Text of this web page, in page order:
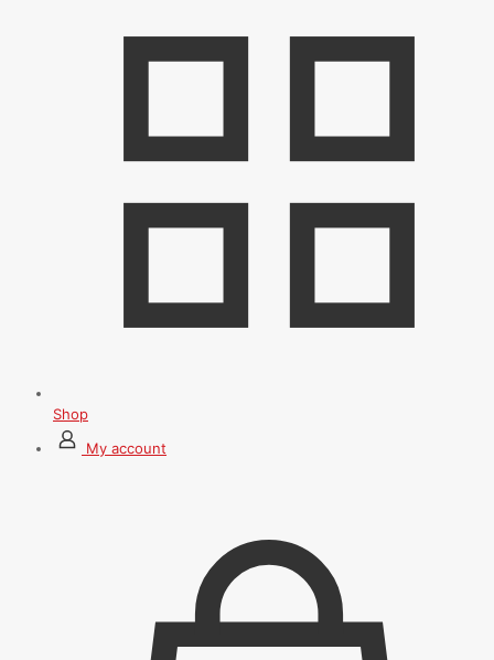
Shop
My account